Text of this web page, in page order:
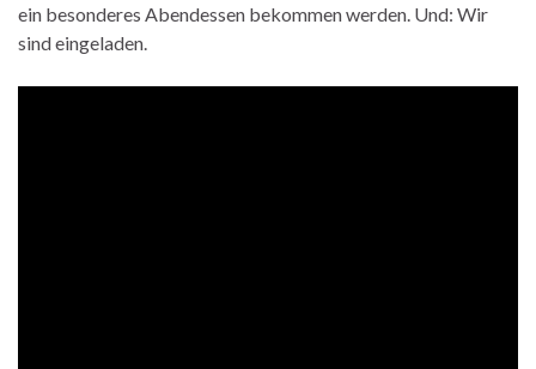
ein besonderes Abendessen bekommen werden. Und: Wir
sind eingeladen.